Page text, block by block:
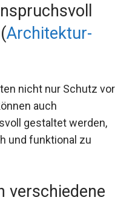
Architektur-
nicht nur Schutz vor
auch
gestaltet werden,
und funktional zu
verschiedene